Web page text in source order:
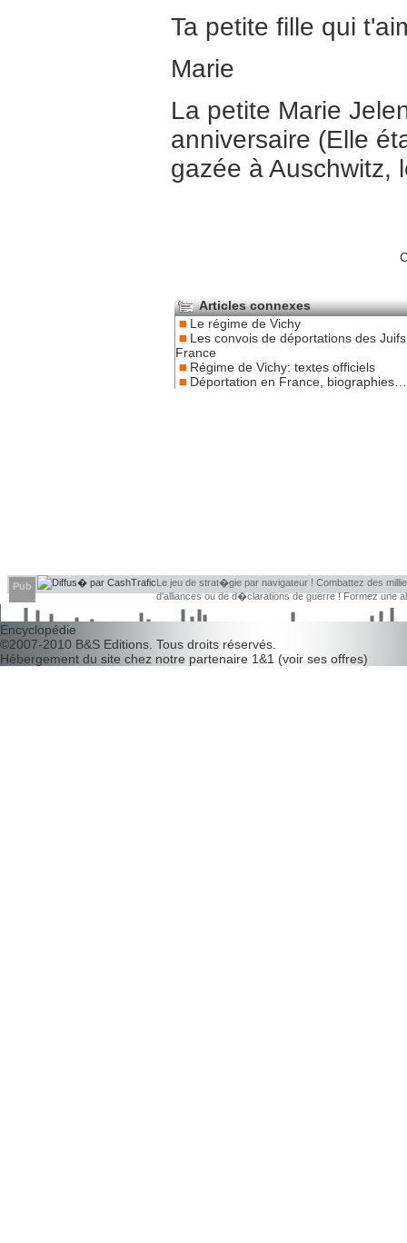
Ta petite fille qui
Marie
La petite Marie
anniversaire (Elle
gazée à Auschwitz,
Articles connexes
Le régime de Vichy
Les convois de déportations des
France
Régime de Vichy: textes officiels
Déportation en France, biographies…
Pub
Le jeu de strat�gie par navigateur ! Combattez des
d'alliances ou de d�clarations de guerre ! Formez une
d�couvrir leurs faiblesses !
Encyclopédie
©2007-2010 B&S Editions . Tous droits réservés.
Hébergement du site chez notre partenaire 1&1 (voir ses offres)